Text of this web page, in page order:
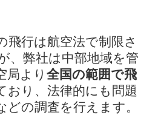
飛行は航空法で制限さ
、弊社は中部地域を管
局より 全国の範囲で飛
おり、法律的にも問題
どの調査を行えます。